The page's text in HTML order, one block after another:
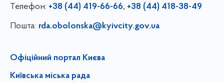
Телефон: +38 (44) 419-66-66, +38 (44) 418-38-49
Пошта: rda.obolonska@kyivcity.gov.ua
Офіційний портал Києва
Київська міська рада